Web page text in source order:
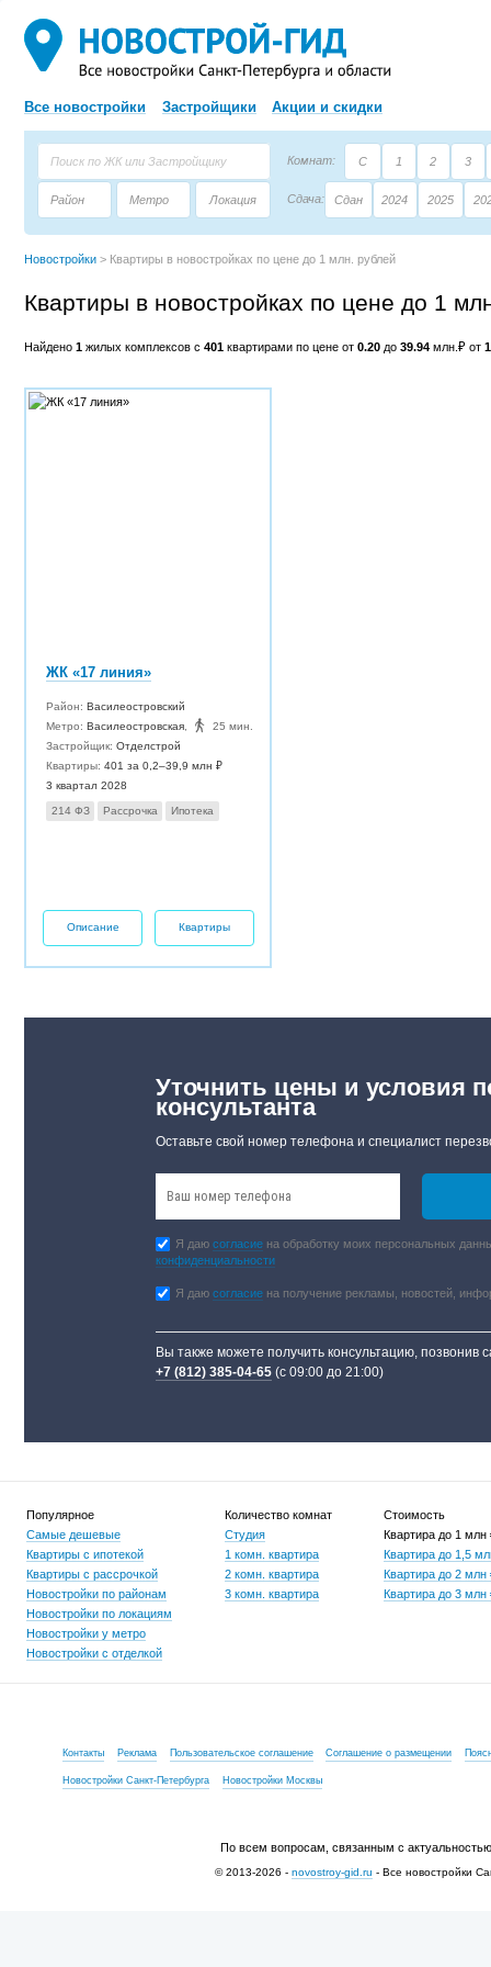
Все новостройки Застройщики Акции и скидки
Комнат: С 1 2 3
Район Метро Локация Сдача: Сдан 2024 2025
Новостройки > Квартиры в новостройках по цене до 1 млн. рублей
Квартиры в новостройках по цене до 1
Найдено1 жилых комплексов с401 квартирами по цене от0.20 до39.94 млн.₽ от1
ЖК «17 линия»
Район:Василеостровский
Метро: Василеостровская
25 мин.
Застройщик:Отделстрой
Квартиры:401 за 0,2–39,9 млн ₽
3 квартал 2028
214 ФЗ Рассрочка Ипотека
Описание Квартиры
Уточнить цены и условия
консультанта
Оставьте свой номер телефона и специалист
Я даюсогласие на обработку моих персональных
конфиденциальности
Я даюсогласие на получение рекламы, новостей,
Вы также можете получить консультацию, позвонив
+7 (812) 385-04-65 (с 09:00 до 21:00)
Популярное
Самые дешевые
Квартиры с ипотекой
Квартиры с рассрочкой
Новостройки по районам
Новостройки по локациям
Новостройки у метро
Новостройки с отделкой
Количество комнат
Студия
1 комн. квартира
2 комн. квартира
3 комн. квартира
Стоимость
Квартира до 1 млн
Квартира до 1,5
Квартира до 2 млн
Квартира до 3 млн
Контакты Реклама Пользовательское соглашение Соглашение о размещении
Новостройки Санкт-Петербурга Новостройки Москвы
По всем вопросам, связанным с
© 2013-2026 - novostroy-gid.ru - Все новостройки